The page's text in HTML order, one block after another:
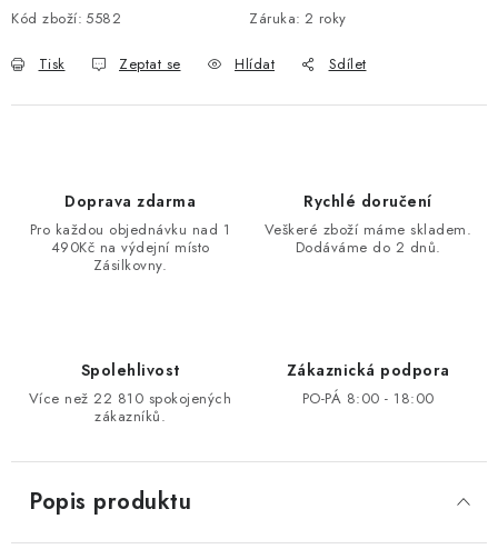
Kód zboží: 5582 Záruka: 2 roky
Tisk Zeptat se Hlídat Sdílet
Doprava zdarma
Pro každou objednávku nad 1
490Kč na výdejní místo
Zásilkovny.
Rychlé doručení
Veškeré zboží máme skladem.
Dodáváme do 2 dnů.
Spolehlivost
Více než 22 810 spokojených
zákazníků.
Zákaznická podpora
PO-PÁ 8:00 - 18:00
Popis produktu